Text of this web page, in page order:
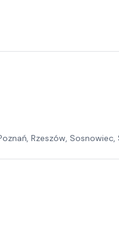
Rzeszów, Sosnowiec,